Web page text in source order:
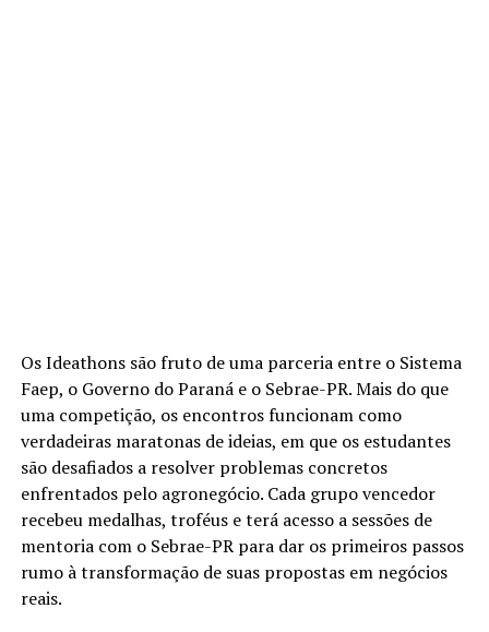
Os Ideathons são fruto de uma parceria entre o Sistema
Faep, o Governo do Paraná e o Sebrae-PR. Mais do que
uma competição, os encontros funcionam como
verdadeiras maratonas de ideias, em que os estudantes
são desafiados a resolver problemas concretos
enfrentados pelo agronegócio. Cada grupo vencedor
recebeu medalhas, troféus e terá acesso a sessões de
mentoria com o Sebrae-PR para dar os primeiros passos
rumo à transformação de suas propostas em negócios
reais.